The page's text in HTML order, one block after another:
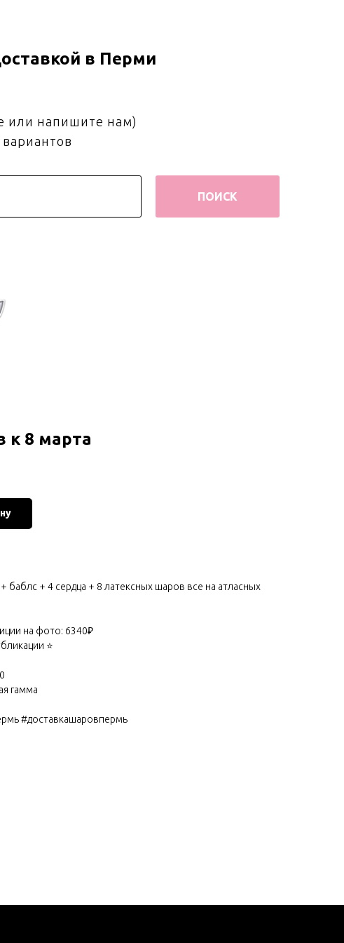
в Перми
или напишите нам)
ПОИСК
к 8 марта
баблс + 4 сердца + 8 латексных шаров все на атласных
на фото: 6340₽
⭐️
гамма
#доставкашаровпермь